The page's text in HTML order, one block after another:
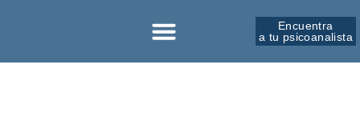
Encuentra
a tu psicoanalista